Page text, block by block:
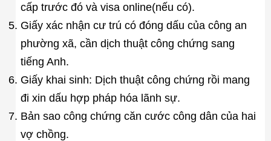
cấp trước đó và visa online(nếu có).
Giấy xác nhận cư trú có đóng dấu của công an
phường xã, cần dịch thuật công chứng sang
tiếng Anh.
Giấy khai sinh: Dịch thuật công chứng rồi mang
đi xin dấu hợp pháp hóa lãnh sự.
Bản sao công chứng căn cước công dân của hai
vợ chồng.